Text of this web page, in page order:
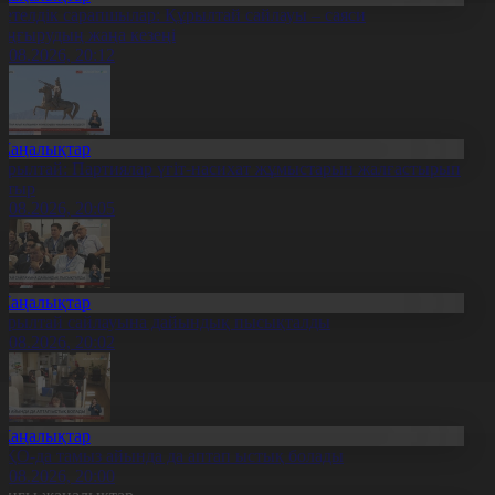
сарапшылар: Құрылтай сайлауы – саяси
жаңа кезеңі
20:12
Партиялар үгіт-насихат жұмыстарын жалғастырып
20:05
сайлауына дайындық пысықталды
20:02
да тамыз айында да аптап ыстық болады
20:00